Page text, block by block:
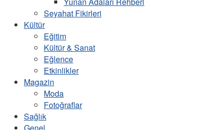
Seyahat Fikirleri
Kültür
Eğitim
Kültür & Sanat
Eğlence
Etkinlikler
Magazin
Moda
Fotoğraflar
Sağlık